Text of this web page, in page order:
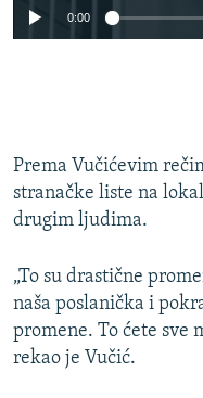
0:00
Prema Vučićevim
stranačke liste na
drugim ljudima.
„To su drastične
naša poslanička i
promene. To ćete sve
rekao je Vučić.